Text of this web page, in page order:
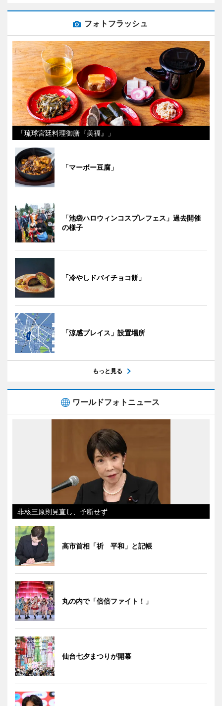
フォトフラッシュ
「琉球宮廷料理御膳『美福』」
「マーボー豆腐」
「池袋ハロウィンコスプレフェス」過去開催
の様子
「冷やしドバイチョコ餅」
「涼感プレイス」設置場所
もっと見る
ワールドフォトニュース
非核三原則見直し、予断せず
高市首相「祈 平和」と記帳
丸の内で「倍倍ファイト！」
仙台七夕まつりが開幕